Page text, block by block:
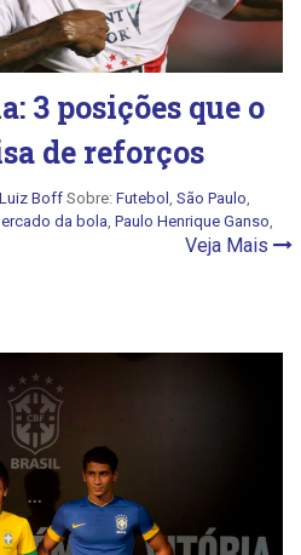
3 posições que o
de reforços
Luiz Boff Sobre: Futebol , São Paulo,
da bola, Paulo Henrique Ganso,
Veja Mais